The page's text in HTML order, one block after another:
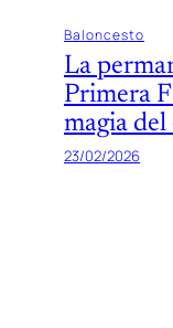
Baloncesto
La
Primera
magia del
23/02/2026